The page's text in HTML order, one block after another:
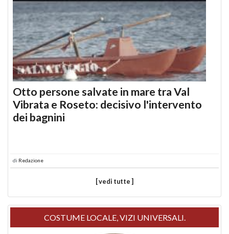
Otto persone salvate in mare tra Val
Vibrata e Roseto: decisivo l'intervento
dei bagnini
di Redazione
[ vedi tutte ]
COSTUME LOCALE, VIZI UNIVERSALI.